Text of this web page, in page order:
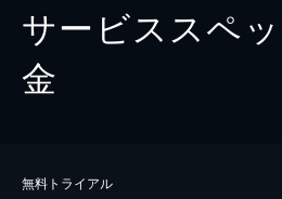
サービススペ
金
無料トライアル